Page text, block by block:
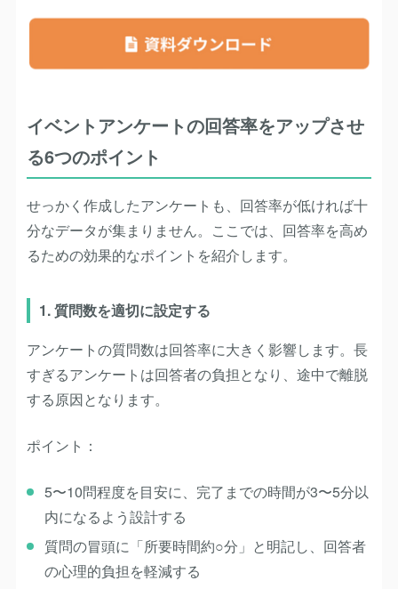
イベントアンケートの回答率をアップさせ
る6つのポイント
せっかく作成したアンケートも、回答率が低ければ十
分なデータが集まりません。ここでは、回答率を高め
るための効果的なポイントを紹介します。
1. 質問数を適切に設定する
アンケートの質問数は回答率に大きく影響します。長
すぎるアンケートは回答者の負担となり、途中で離脱
する原因となります。
ポイント：
5〜10問程度を目安に、完了までの時間が3〜5分以
内になるよう設計する
質問の冒頭に「所要時間約○分」と明記し、回答者
の心理的負担を軽減する